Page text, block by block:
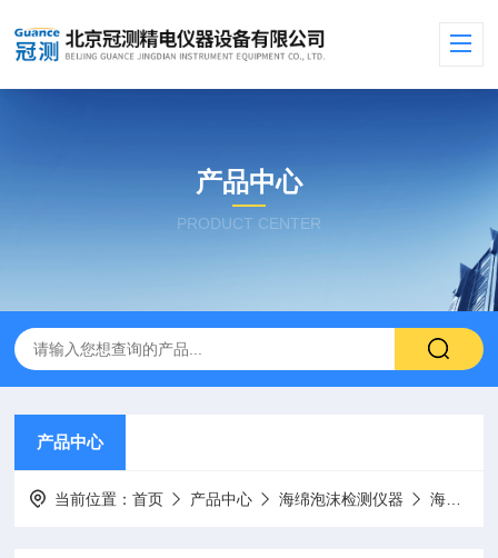
产品中心
PRODUCT CENTER
产品中心
当前位置：首页 产品中心 海绵泡沫检测仪器 海绵压缩蠕变测试仪